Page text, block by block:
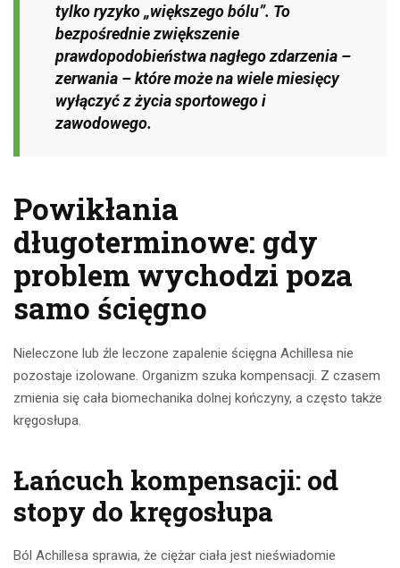
tylko ryzyko „większego bólu”. To
bezpośrednie zwiększenie
prawdopodobieństwa nagłego zdarzenia –
zerwania – które może na wiele miesięcy
wyłączyć z życia sportowego i
zawodowego.
Powikłania
długoterminowe: gdy
problem wychodzi poza
samo ścięgno
Nieleczone lub źle leczone zapalenie ścięgna Achillesa nie
pozostaje izolowane. Organizm szuka kompensacji. Z czasem
zmienia się cała biomechanika dolnej kończyny, a często także
kręgosłupa.
Łańcuch kompensacji: od
stopy do kręgosłupa
Ból Achillesa sprawia, że ciężar ciała jest nieświadomie